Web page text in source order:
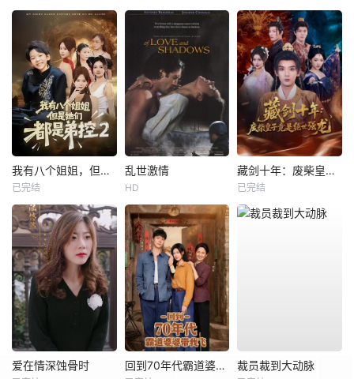
我有八个姐姐，但是他们都是弟控2
已完结
乱世激情
HD
藏剑十年：废柴皇子竟是绝世强龙
已完结
爱在情深蚀骨时 回到70年代霸道婆婆带我飞 裁员裁到大动脉